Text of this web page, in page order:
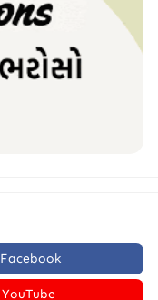
Facebook
YouTube